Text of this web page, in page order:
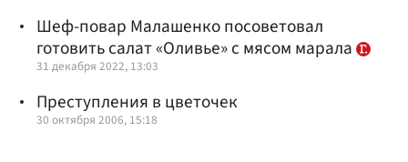
Шеф-повар Малашенко посоветовал
готовить салат «Оливье» с мясом марала
31 декабря 2022, 13:03
Преступления в цветочек
30 октября 2006, 15:18